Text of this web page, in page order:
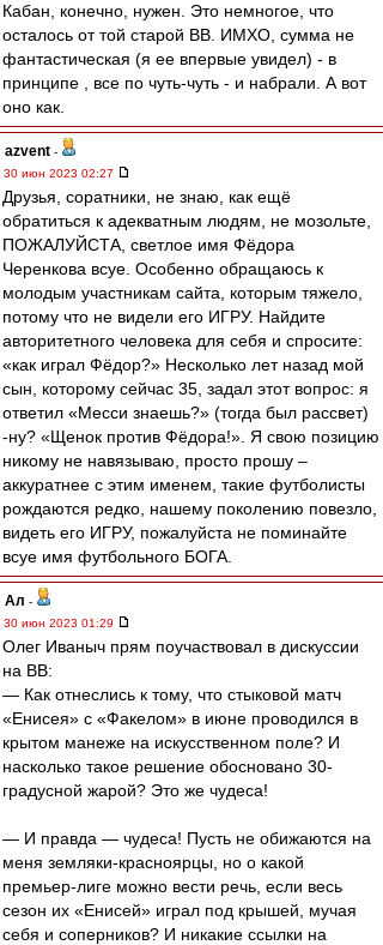
Кабан, конечно, нужен. Это немногое, что
осталось от той старой ВВ. ИМХО, сумма не
фантастическая (я ее впервые увидел) - в
принципе , все по чуть-чуть - и набрали. А вот
оно как.
azvent -
30 июн 2023 02:27
Друзья, соратники, не знаю, как ещё
обратиться к адекватным людям, не мозольте,
ПОЖАЛУЙСТА, светлое имя Фёдора
Черенкова всуе. Особенно обращаюсь к
молодым участникам сайта, которым тяжело,
потому что не видели его ИГРУ. Найдите
авторитетного человека для себя и спросите:
«как играл Фёдор?» Несколько лет назад мой
сын, которому сейчас 35, задал этот вопрос: я
ответил «Месси знаешь?» (тогда был рассвет)
-ну? «Щенок против Фёдора!». Я свою позицию
никому не навязываю, просто прошу –
аккуратнее с этим именем, такие футболисты
рождаются редко, нашему поколению повезло,
видеть его ИГРУ, пожалуйста не поминайте
всуе имя футбольного БОГА.
Ал -
30 июн 2023 01:29
Олег Иваныч прям поучаствовал в дискуссии
на ВВ:
— Как отнеслись к тому, что стыковой матч
«Енисея» с «Факелом» в июне проводился в
крытом манеже на искусственном поле? И
насколько такое решение обосновано 30-
градусной жарой? Это же чудеса!
— И правда — чудеса! Пусть не обижаются на
меня земляки-красноярцы, но о какой
премьер-лиге можно вести речь, если весь
сезон их «Енисей» играл под крышей, мучая
себя и соперников? И никакие ссылки на